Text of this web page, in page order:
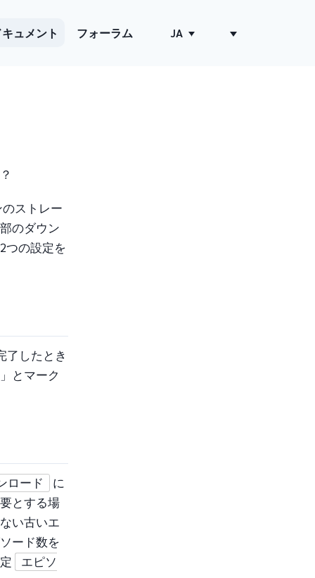
キュメント フォーラム JA
ストレー
のダウン
つの設定を
了したとき
とマーク
ロード
に
とする場
い古いエ
ード数を
エピソ